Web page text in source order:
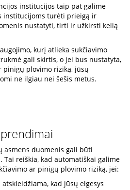
institucijos taip pat galime
institucijoms turėti prieigą ir
nustatyti, tirti ir užkirsti kelią
kurį atlieka sukčiavimo
gali skirtis, o jei bus nustatyta,
pinigų plovimo riziką, jūsų
ne ilgiau nei šešis metus.
asmens duomenis gali būti
reiškia, kad automatiškai galime
ar pinigų plovimo riziką, jei:
kad jūsų elgesys